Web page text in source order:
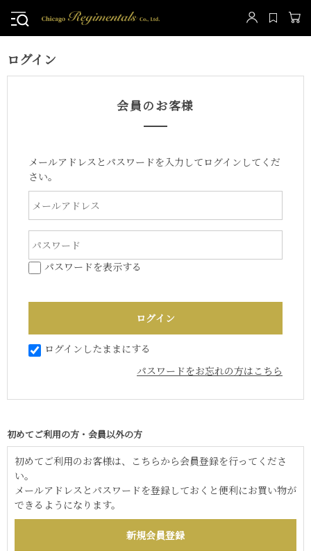
ログイン
会員のお客様
メールアドレスとパスワードを入力してログインしてくだ
さい。
パスワードを表示する
ログインしたままにする
パスワードをお忘れの方はこちら
初めてご利用の方・会員以外の方
初めてご利用のお客様は、こちらから会員登録を行ってくださ
い。
メールアドレスとパスワードを登録しておくと便利にお買い物が
できるようになります。